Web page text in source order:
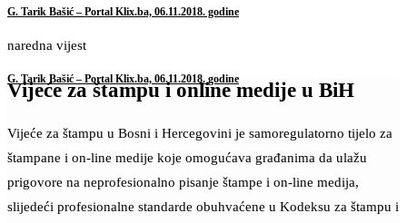
G. Tarik Bašić – Portal Klix.ba, 06.11.2018. godine
naredna vijest
G. Tarik Bašić – Portal Klix.ba, 06.11.2018. godine
Vijeće za štampu i online medije u BiH
Vijeće za štampu u Bosni i Hercegovini je samoregulatorno tijelo za
štampane i on-line medije koje omogućava građanima da ulažu
prigovore na neprofesionalno pisanje štampe i on-line medija,
slijedeći profesionalne standarde obuhvaćene u Kodeksu za štampu i